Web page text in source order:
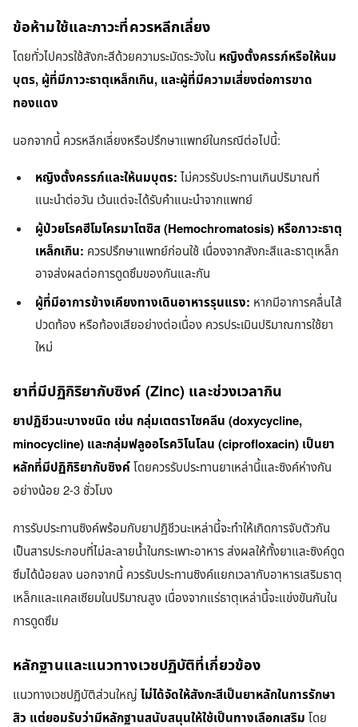
ข้อห้ามใช้และภาวะที่ควรหลีกเลี่ยง
โดยทั่วไปควรใช้สังกะสีด้วยความระมัดระวังใน หญิงตั้งครรภ์หรือให้นม
บุตร, ผู้ที่มีภาวะธาตุเหล็กเกิน, และผู้ที่มีความเสี่ยงต่อการขาด
ทองแดง
นอกจากนี้ ควรหลีกเลี่ยงหรือปรึกษาแพทย์ในกรณีต่อไปนี้:
หญิงตั้งครรภ์และให้นมบุตร: ไม่ควรรับประทานเกินปริมาณที่
แนะนำต่อวัน เว้นแต่จะได้รับคำแนะนำจากแพทย์
ผู้ป่วยโรคฮีโมโครมาโตซิส (Hemochromatosis) หรือภาวะธาตุ
เหล็กเกิน: ควรปรึกษาแพทย์ก่อนใช้ เนื่องจากสังกะสีและธาตุเหล็ก
อาจส่งผลต่อการดูดซึมของกันและกัน
ผู้ที่มีอาการข้างเคียงทางเดินอาหารรุนแรง: หากมีอาการคลื่นไส้
ปวดท้อง หรือท้องเสียอย่างต่อเนื่อง ควรประเมินปริมาณการใช้ยา
ใหม่
ยาที่มีปฏิกิริยากับซิงค์ (Zinc) และช่วงเวลากิน
ยาปฏิชีวนะบางชนิด เช่น กลุ่มเตตราไซคลีน (doxycycline,
minocycline) และกลุ่มฟลูออโรควิโนโลน (ciprofloxacin) เป็นยา
หลักที่มีปฏิกิริยากับซิงค์โดยควรรับประทานยาเหล่านี้และซิงค์ห่างกัน
อย่างน้อย 2-3 ชั่วโมง
การรับประทานซิงค์พร้อมกับยาปฏิชีวนะเหล่านี้จะทำให้เกิดการจับตัวกัน
เป็นสารประกอบที่ไม่ละลายน้ำในกระเพาะอาหาร ส่งผลให้ทั้งยาและซิงค์ดูด
ซึมได้น้อยลง นอกจากนี้ ควรรับประทานซิงค์แยกเวลากับอาหารเสริมธาตุ
เหล็กและแคลเซียมในปริมาณสูง เนื่องจากแร่ธาตุเหล่านี้จะแข่งขันกันใน
การดูดซึม
หลักฐานและแนวทางเวชปฏิบัติที่เกี่ยวข้อง
แนวทางเวชปฏิบัติส่วนใหญ่ ไม่ได้จัดให้สังกะสีเป็นยาหลักในการรักษา
สิว แต่ยอมรับว่ามีหลักฐานสนับสนุนให้ใช้เป็นทางเลือกเสริม โดย